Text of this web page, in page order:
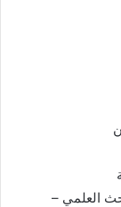
العلمي –